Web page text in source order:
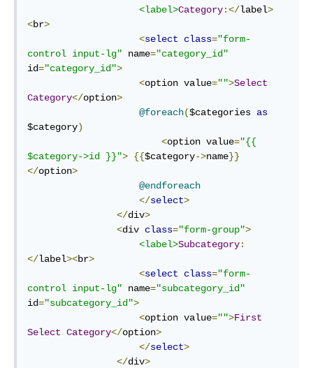
<label>Category:</label>
<br>
<select class="form-
control input-lg" name="category_id"
id="category_id">
<option value="">Select
Category</option>
@foreach($categories as
$category)
<option value="{{
$category->id }}"> {{$category->name}}
</option>
@endforeach
</select>
</div>
<div class="form-group">
<label>Subcategory:
</label><br>
<select class="form-
control input-lg" name="subcategory_id"
id="subcategory_id">
<option value="">First
Select Category</option>
</select>
</div>